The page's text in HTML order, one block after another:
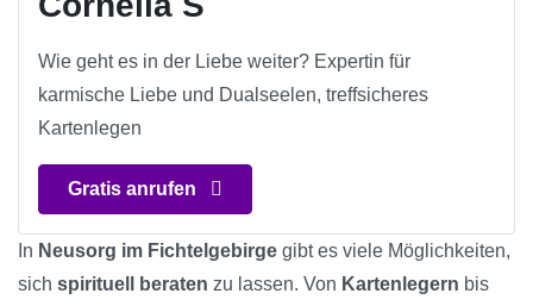
Wie geht es in der Liebe weiter? Expertin für
karmische Liebe und Dualseelen, treffsicheres
Kartenlegen
Gratis anrufen
In Neusorg im Fichtelgebirge gibt es viele Möglichkeiten,
sich spirituell beraten zu lassen. Von Kartenlegern bis